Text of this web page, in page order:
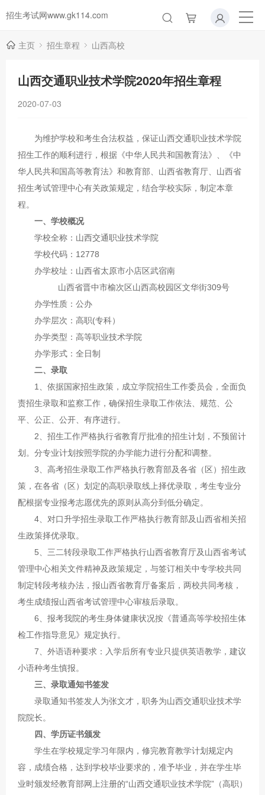
招生考试网www.gk114.com
主页 招生章程 山西高校
山西交通职业技术学院2020年招生章程
2020-07-03
为维护学校和考生合法权益，保证山西交通职业技术学院
招生工作的顺利进行，根据《中华人民共和国教育法》、《中
华人民共和国高等教育法》和教育部、山西省教育厅、山西省
招生考试管理中心有关政策规定，结合学校实际，制定本章
程。
一、学校概况
学校全称：山西交通职业技术学院
学校代码：12778
办学校址：山西省太原市小店区武宿南
山西省晋中市榆次区山西高校园区文华街309号
办学性质：公办
办学层次：高职(专科）
办学类型：高等职业技术学院
办学形式：全日制
二、录取
1、依据国家招生政策，成立学院招生工作委员会，全面负
责招生录取和监察工作，确保招生录取工作依法、规范、公
平、公正、公开、有序进行。
2、招生工作严格执行省教育厅批准的招生计划，不预留计
划。分专业计划按照学院的办学能力进行分配和调整。
3、高考招生录取工作严格执行教育部及各省（区）招生政
策，在各省（区）划定的高职录取线上择优录取，考生专业分
配根据专业报考志愿优先的原则从高分到低分确定。
4、对口升学招生录取工作严格执行教育部及山西省相关招
生政策择优录取。
5、三二转段录取工作严格执行山西省教育厅及山西省考试
管理中心相关文件精神及政策规定，与签订相关中专学校共同
制定转段考核办法，报山西省教育厅备案后，两校共同考核，
考生成绩报山西省考试管理中心审核后录取。
6、报考我院的考生身体健康状况按《普通高等学校招生体
检工作指导意见》规定执行。
7、外语语种要求：入学后所有专业只提供英语教学，建议
小语种考生慎报。
三、录取通知书签发
录取通知书签发人为张文才，职务为山西交通职业技术学
院院长。
四、学历证书颁发
学生在学校规定学习年限内，修完教育教学计划规定内
容，成绩合格，达到学校毕业要求的，准予毕业，并在学生毕
业时颁发经教育部网上注册的“山西交通职业技术学院”（高职）